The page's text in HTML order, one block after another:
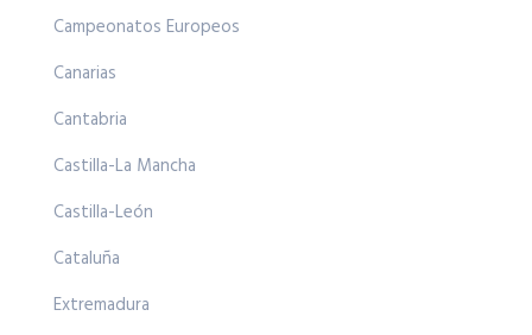
Campeonatos Europeos
Canarias
Cantabria
Castilla-La Mancha
Castilla-León
Cataluña
Extremadura